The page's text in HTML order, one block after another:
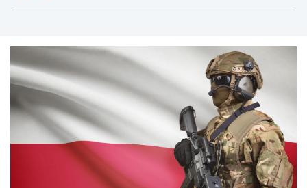
administracyjnoprawnych aspektach związanych z
pracą i pomocą socjalną.